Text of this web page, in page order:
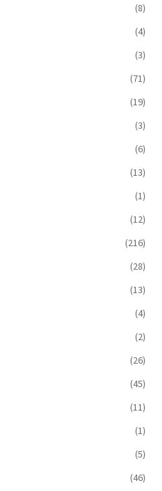
(8)
(4)
(3)
(71)
(19)
(3)
(6)
(13)
(1)
(12)
(216)
(28)
(13)
(4)
(2)
(26)
(45)
(11)
(1)
(5)
(46)